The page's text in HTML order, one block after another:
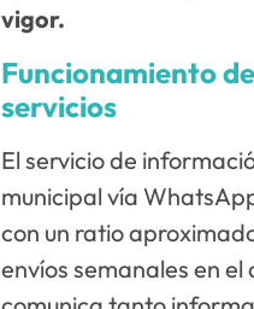
vigor.
Funcionamiento
servicios
El servicio de
municipal vía
con un ratio
envíos semanales en el